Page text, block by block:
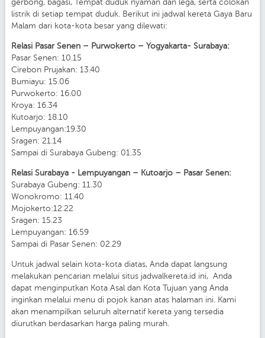
gerbong, bagasi, Tempat duduk nyaman dan lega, serta colokan
listrik di setiap tempat duduk. Berikut ini jadwal kereta Gaya Baru
Malam dari kota-kota besar yang dilewati:
Relasi Pasar Senen – Purwokerto – Yogyakarta- Surabaya:
Pasar Senen: 10.15
Cirebon Prujakan: 13.40
Bumiayu: 15.06
Purwokerto: 16.00
Kroya: 16.34
Kutoarjo: 18.10
Lempuyangan:19.30
Sragen: 21.14
Sampai di Surabaya Gubeng: 01.35
Relasi Surabaya - Lempuyangan – Kutoarjo – Pasar Senen:
Surabaya Gubeng: 11.30
Wonokromo: 11.40
Mojokerto:12.22
Sragen: 15.23
Lempuyangan: 16.59
Sampai di Pasar Senen: 02.29
Untuk jadwal selain kota-kota diatas, Anda dapat langsung
melakukan pencarian melalui situs jadwalkereta.id ini, Anda
dapat menginputkan Kota Asal dan Kota Tujuan yang Anda
inginkan melalui menu di pojok kanan atas halaman ini. Kami
akan menampilkan seluruh alternatif kereta yang tersedia
diurutkan berdasarkan harga paling murah.